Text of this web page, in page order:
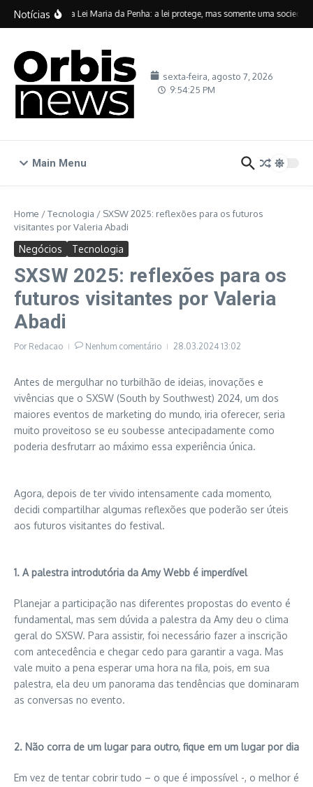
Ir para o conteúdo
Notícias
Vinte anos da Lei Maria da Penha: a lei protege, mas somente uma
sexta-feira, agosto 7, 2026
9:54:26 PM
Main Menu
Home /Tecnologia / SXSW 2025: reflexões para os futuros
visitantes por Valeria Abadi
Negócios Tecnologia
SXSW 2025: reflexões para os
futuros visitantes por Valeria
Abadi
Por Redacao Nenhum comentário 28.03.2024 13:02
Antes de mergulhar no turbilhão de ideias, inovações e
vivências que o SXSW (South by Southwest) 2024, um dos
maiores eventos de marketing do mundo, iria oferecer, seria
muito proveitoso se eu soubesse antecipadamente como
poderia desfrutarr ao máximo essa experiência única.
Agora, depois de ter vivido intensamente cada momento,
decidi compartilhar algumas reflexões que poderão ser úteis
aos futuros visitantes do festival.
1. A palestra introdutória da Amy Webb é imperdível
Planejar a participação nas diferentes propostas do evento é
fundamental, mas sem dúvida a palestra da Amy deu o clima
geral do SXSW. Para assistir, foi necessário fazer a inscrição
com antecedência e chegar cedo para garantir a vaga. Mas
vale muito a pena esperar uma hora na fila, pois, em sua
palestra, ela deu um panorama das tendências que dominaram
as conversas no evento.
2. Não corra de um lugar para outro, fique em um lugar por dia
Em vez de tentar cobrir tudo – o que é impossível -, o melhor é